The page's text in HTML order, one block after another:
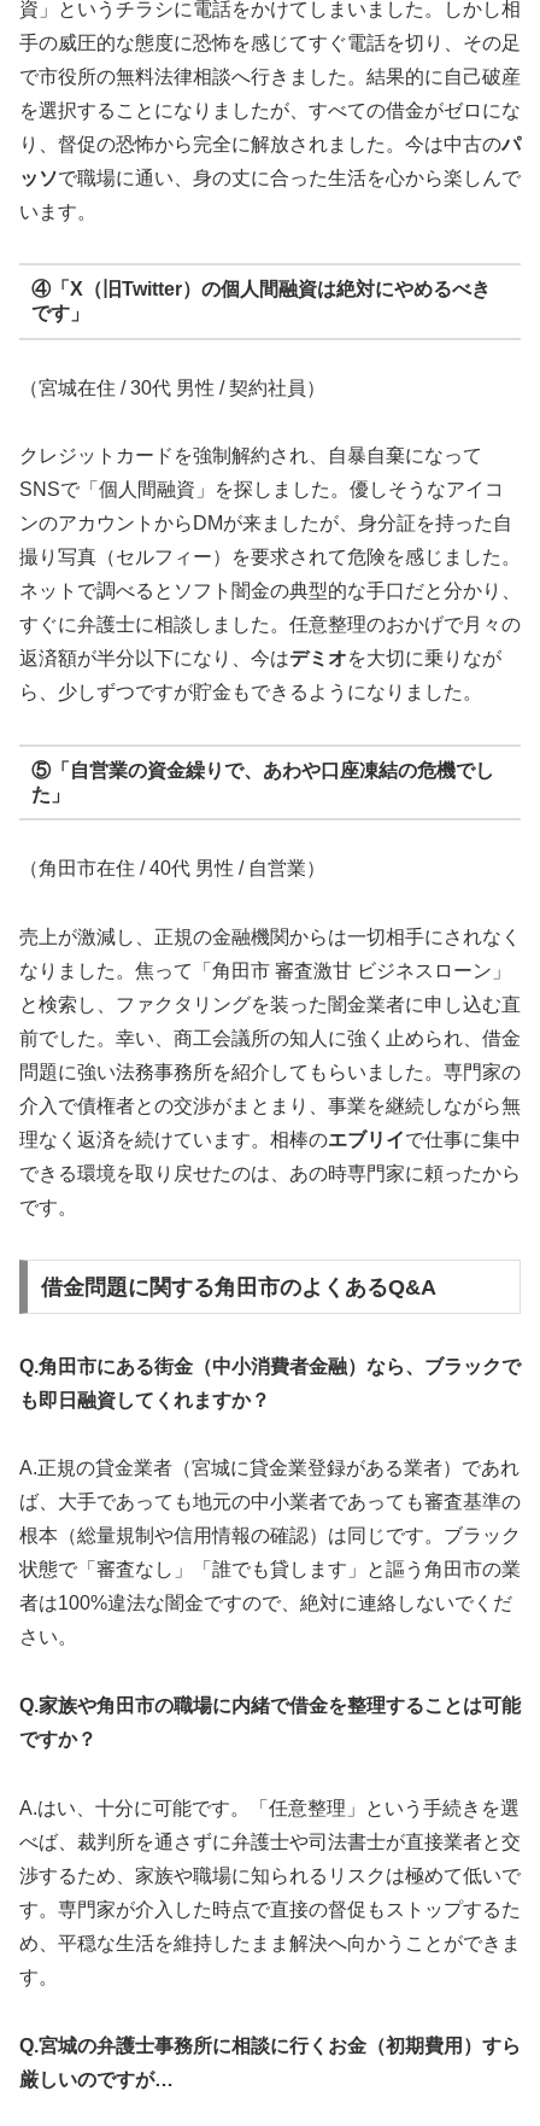
資」というチラシに電話をかけてしまいました。しかし相
手の威圧的な態度に恐怖を感じてすぐ電話を切り、その足
で市役所の無料法律相談へ行きました。結果的に自己破産
を選択することになりましたが、すべての借金がゼロにな
り、督促の恐怖から完全に解放されました。今は中古のパ
ッソで職場に通い、身の丈に合った生活を心から楽しんで
います。
④「X（旧Twitter）の個人間融資は絶対にやめるべき
です」
（宮城在住 / 30代 男性 / 契約社員）
クレジットカードを強制解約され、自暴自棄になって
SNSで「個人間融資」を探しました。優しそうなアイコ
ンのアカウントからDMが来ましたが、身分証を持った自
撮り写真（セルフィー）を要求されて危険を感じました。
ネットで調べるとソフト闇金の典型的な手口だと分かり、
すぐに弁護士に相談しました。任意整理のおかげで月々の
返済額が半分以下になり、今はデミオを大切に乗りなが
ら、少しずつですが貯金もできるようになりました。
⑤「自営業の資金繰りで、あわや口座凍結の危機でし
た」
（角田市在住 / 40代 男性 / 自営業）
売上が激減し、正規の金融機関からは一切相手にされなく
なりました。焦って「角田市 審査激甘 ビジネスローン」
と検索し、ファクタリングを装った闇金業者に申し込む直
前でした。幸い、商工会議所の知人に強く止められ、借金
問題に強い法務事務所を紹介してもらいました。専門家の
介入で債権者との交渉がまとまり、事業を継続しながら無
理なく返済を続けています。相棒のエブリイで仕事に集中
できる環境を取り戻せたのは、あの時専門家に頼ったから
です。
借金問題に関する角田市のよくあるQ&A
Q.角田市にある街金（中小消費者金融）なら、ブラックで
も即日融資してくれますか？
A.正規の貸金業者（宮城に貸金業登録がある業者）であれ
ば、大手であっても地元の中小業者であっても審査基準の
根本（総量規制や信用情報の確認）は同じです。ブラック
状態で「審査なし」「誰でも貸します」と謳う角田市の業
者は100%違法な闇金ですので、絶対に連絡しないでくだ
さい。
Q.家族や角田市の職場に内緒で借金を整理することは可能
ですか？
A.はい、十分に可能です。「任意整理」という手続きを選
べば、裁判所を通さずに弁護士や司法書士が直接業者と交
渉するため、家族や職場に知られるリスクは極めて低いで
す。専門家が介入した時点で直接の督促もストップするた
め、平穏な生活を維持したまま解決へ向かうことができま
す。
Q.宮城の弁護士事務所に相談に行くお金（初期費用）すら
厳しいのですが…